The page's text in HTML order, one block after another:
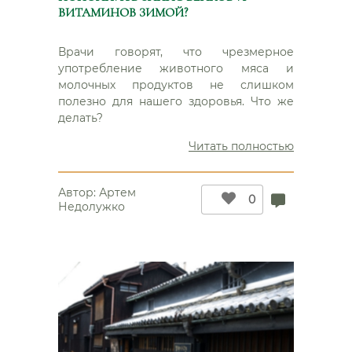
ВИТАМИНОВ ЗИМОЙ?
Врачи говорят, что чрезмерное
употребление животного мяса и
молочных продуктов не слишком
полезно для нашего здоровья. Что же
делать?
Читать полностью“Соевые
зимой?”
Автор: Артем
Недолужко
0